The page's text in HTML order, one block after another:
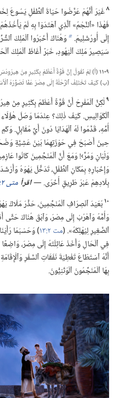
٨غَيْرَ أَنَّهُمْ عَرَّضُوا حَيَاةَ ٱلطِّفْلِ يَسُوعَ
فَهٰذَا «ٱلنَّجْمُ» ٱلَّذِي ٱهْتَدَوْا بِهِ لَمْ
إِلَى أُورُشَلِيمَ.‏ bوَهُنَاكَ أَخْبَرُوا ٱلْمَلِكَ
سَيَصِيرُ مَلِكَ ٱلْيَهُودِ،‏ خَبَرٌ أَغَاظَ ٱلْمَلِكَ
٩-‏١١
(‏أ)‏ لِمَ نَقُولُ إِنَّ قُوَّةً أَعْظَمَ بِكَثِيرٍ مِنْ
(‏ب)‏ كَيْفَ تَخْتَلِفُ ٱلرِّحْلَةُ إِلَى مِصْرَ عَمَّا تُصَوِّرُهُ
٩لٰكِنَّ ٱلْمُفْرِحَ أَنَّ قُوَّةً أَعْظَمَ بِكَثِيرٍ مِنْ
ٱلْكَوَالِيسِ.‏ كَيْفَ ذٰلِكَ؟‏ عِنْدَمَا وَصَلَ
أُمِّهِ،‏ قَدَّمُوا لَهُ ٱلْهَدَايَا دُونَ أَيِّ
حِينَ أَصْبَحَ فِي حَوْزَتِهِمَا بَيْنَ عَشِيَّةٍ
وَلُبَانٍ وَمُرٍّ›!‏ وَمَعَ أَنَّ ٱلْمُنَجِّمِينَ كَانُوا
وَإِخْبَارِهِ بِمَكَانِ ٱلطِّفْلِ،‏ تَدَخَّلَ يَهْوَهُ
بِلَادِهِمْ عَبْرَ طَرِيقٍ أُخْرَى.‏ —‏اقرأ متى ٢:‏​١-‏١٢
١٠بُعَيْدَ ٱنْصِرَافِ ٱلْمُنَجِّمِينَ،‏ حَذَّرَ مَلَاكُ
وَأُمَّهُ وَٱهْرُبْ إِلَى مِصْرَ،‏ وَٱبْقَ هُنَاكَ
ٱلصَّغِيرِ لِيُهْلِكَهُ».‏ (‏مت ٢:‏١٣
‏)‏ وَحَسْبَمَا
فِي ٱلْحَالِ وَأَخَذَ عَائِلَتَهُ إِلَى مِصْرَ،‏
أَنَّهُ ٱسْتَطَاعَ تَغْطِيَةَ نَفَقَاتِ ٱلسَّفَرِ
بِهَا ٱلْمُنَجِّمُونَ ٱلْوَثَنِيُّونَ.‏